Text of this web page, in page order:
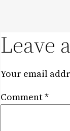
Leave
Your email
Comment*